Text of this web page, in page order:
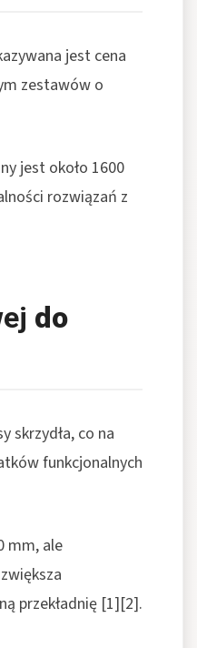
jest cena
zestawów o
jest około 1600
rozwiązań z
do
skrzydła, co na
funkcjonalnych
mm, ale
przekładnię [1][2].